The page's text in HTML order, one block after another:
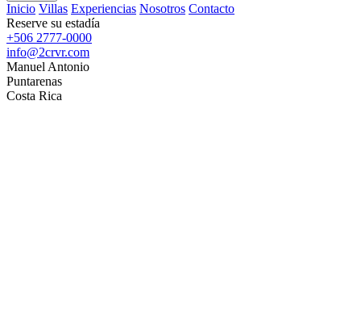
Inicio Villas Experiencias Nosotros Contacto
Reserve su estadía
+506 2777-0000
info@2crvr.com
Manuel Antonio
Puntarenas
Costa Rica